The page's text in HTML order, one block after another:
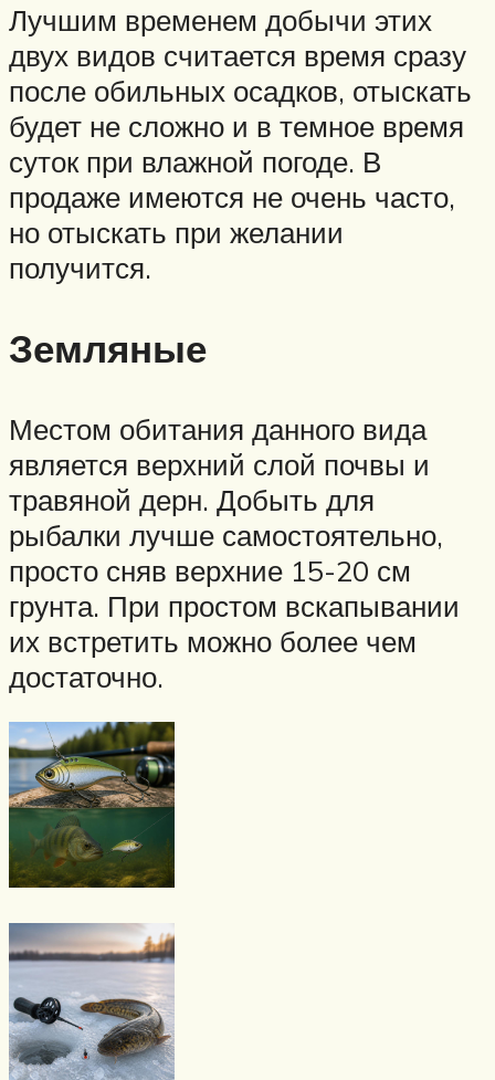
Лучшим временем добычи этих
двух видов считается время сразу
после обильных осадков, отыскать
будет не сложно и в темное время
суток при влажной погоде. В
продаже имеются не очень часто,
но отыскать при желании
получится.
Земляные
Местом обитания данного вида
является верхний слой почвы и
травяной дерн. Добыть для
рыбалки лучше самостоятельно,
просто сняв верхние 15-20 см
грунта. При простом вскапывании
их встретить можно более чем
достаточно.